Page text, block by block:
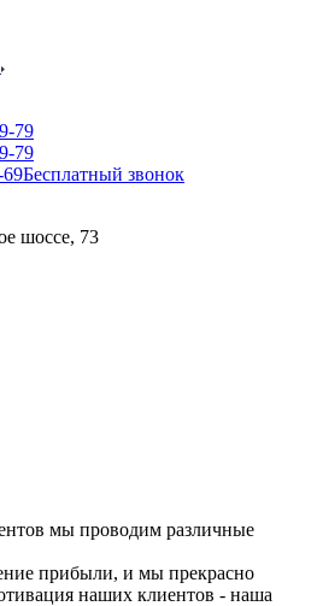
79
79
69Бесплатный звонок
шоссе, 73
мы проводим различные
прибыли, и мы прекрасно
наших клиентов - наша